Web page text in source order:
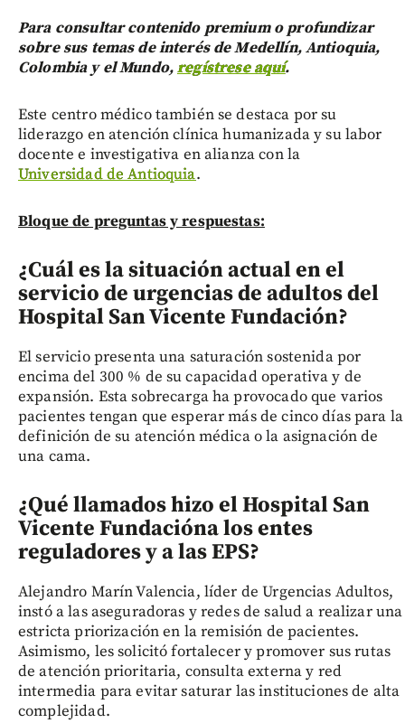
Para consultar contenido premium o profundizar
sobre sus temas de interés de Medellín, Antioquia,
Colombia y el Mundo,regístrese aquí.
Este centro médico también se destaca por su
liderazgo en atención clínica humanizada y su labor
docente e investigativa en alianza con la
Universidad de Antioquia.
Bloque de preguntas y respuestas:
¿Cuál es la situación actual en el
servicio de urgencias de adultos del
Hospital San Vicente Fundación?
El servicio presenta una saturación sostenida por
encima del 300 % de su capacidad operativa y de
expansión. Esta sobrecarga ha provocado que varios
pacientes tengan que esperar más de cinco días para la
definición de su atención médica o la asignación de
una cama.
¿Qué llamados hizo el Hospital San
Vicente Fundacióna los entes
reguladores y a las EPS?
Alejandro Marín Valencia, líder de Urgencias Adultos,
instó a las aseguradoras y redes de salud a realizar una
estricta priorización en la remisión de pacientes.
Asimismo, les solicitó fortalecer y promover sus rutas
de atención prioritaria, consulta externa y red
intermedia para evitar saturar las instituciones de alta
complejidad.